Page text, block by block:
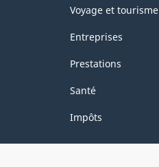
Voyage et tourisme
Entreprises
Prestations
Santé
Impôts